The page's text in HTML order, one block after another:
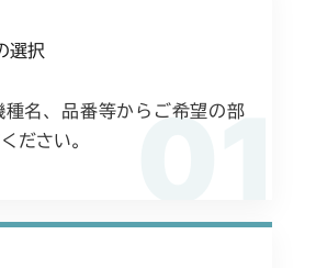
01
選択
種名、品番等からご希望の部
ださい。